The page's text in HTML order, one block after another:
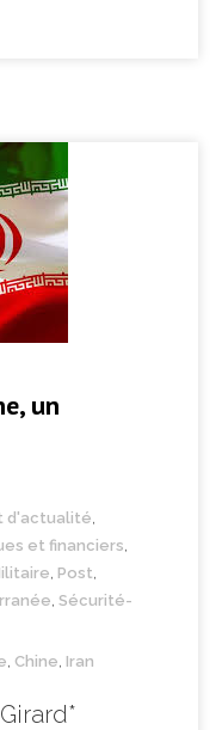
un
d'actualité
et financiers
Post
Sécurité-
Chine Iran